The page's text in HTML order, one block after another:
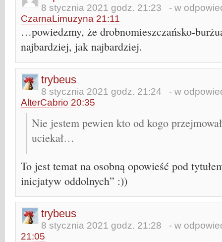
8 stycznia 2021 godz. 21:23 - w
CzarnaLimuzyna 21:11
…powiedzmy, że drobnomieszczańsko-
najbardziej, jak najbardziej.
trybeus
8 stycznia 2021 godz. 21:24 - w
AlterCabrio 20:35
Nie jestem pewien kto od kogo
uciekał…
To jest temat na osobną opowieść pod
inicjatyw oddolnych” :))
trybeus
8 stycznia 2021 godz. 21:28 - w
21:05